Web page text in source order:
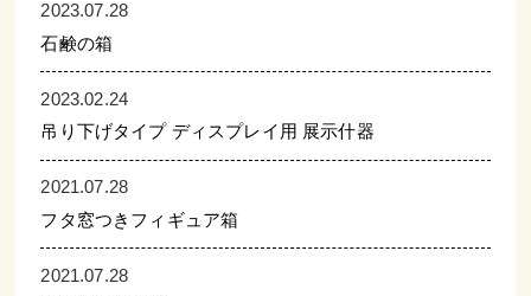
2023.07.28
石鹸の箱
2023.02.24
吊り下げタイプ ディスプレイ用 展示什器
2021.07.28
フタ窓つきフィギュア箱
2021.07.28